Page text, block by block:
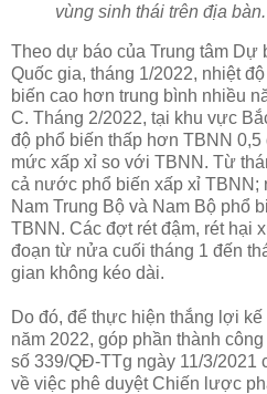
vùng sinh thái trên địa bàn.
Theo dự báo của Trung tâm Dự
Quốc gia, tháng 1/2022, nhiệt
biến cao hơn trung bình nhiều
C. Tháng 2/2022, tại khu vực
độ phổ biến thấp hơn TBNN
mức xấp xỉ so với TBNN. Từ
cả nước phổ biến xấp xỉ TBNN;
Nam Trung Bộ và Nam Bộ phổ
TBNN. Các đợt rét đậm, rét hại
đoạn từ nửa cuối tháng 1 đến
gian không kéo dài.
Do đó, để thực hiện thắng lợi
năm 2022, góp phần thành
số 339/QĐ-TTg ngày 11/3/2021
về việc phê duyệt Chiến lược